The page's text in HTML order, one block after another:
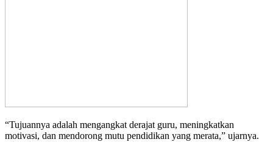
“Tujuannya adalah mengangkat derajat guru, meningkatkan
motivasi, dan mendorong mutu pendidikan yang merata,” ujarnya.